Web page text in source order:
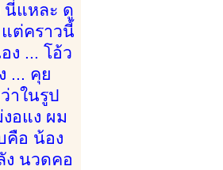
นี่แหละ ดู
ต่คราวนี้
ง ... โอ้ว
... คุย
าในรูป
อแง ผม
คือ น้อง
ง นวดคอ